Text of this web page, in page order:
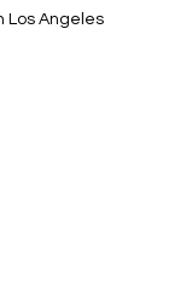
Los Angeles